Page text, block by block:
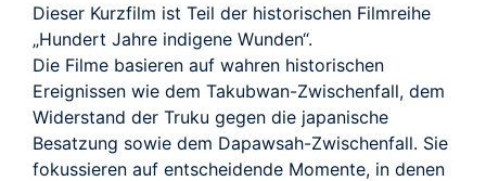
Dieser Kurzfilm ist Teil der historischen Filmreihe
„Hundert Jahre indigene Wunden“.
Die Filme basieren auf wahren historischen
Ereignissen wie dem Takubwan-Zwischenfall, dem
Widerstand der Truku gegen die japanische
Besatzung sowie dem Dapawsah-Zwischenfall. Sie
fokussieren auf entscheidende Momente, in denen